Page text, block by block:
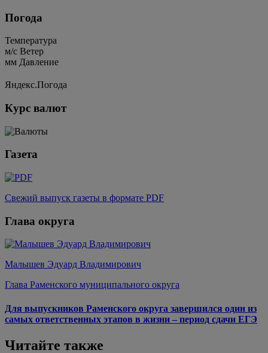
Погода
Температура
м/c Ветер
мм Давление
Яндекс.Погода
Курс валют
Газета
Свежий выпуск газеты в формате PDF
Глава округа
Малышев Эдуард Владимирович
Глава Раменского муниципального округа
Для выпускников Раменского округа завершился один из
самых ответственных этапов в жизни – период сдачи ЕГЭ
Читайте также